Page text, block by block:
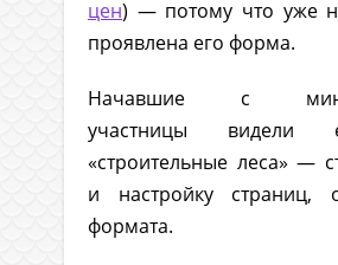
цен) — потому что уже
проявлена его форма.
Начавшие с
участницы
«строительные леса» —
и настройку страниц,
формата.